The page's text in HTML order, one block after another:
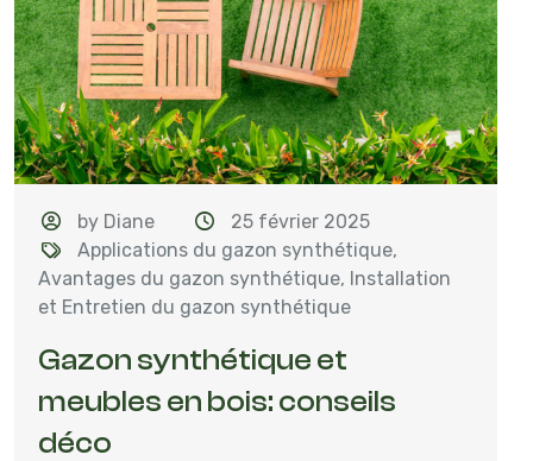
by Diane
25 février 2025
Applications du gazon synthétique,
Avantages du gazon synthétique, Installation
et Entretien du gazon synthétique
Gazon synthétique et
meubles en bois: conseils
déco